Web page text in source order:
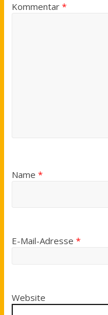
Kommentar *
Name *
E-Mail-Adresse *
Website